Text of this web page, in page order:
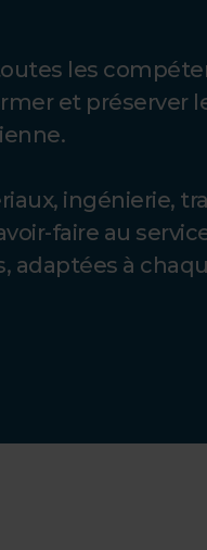
les
et préserver
ingénierie,
faire au
adaptées à